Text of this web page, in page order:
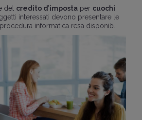
del credito d’imposta per cuochi
interessati devono presentare le
informatica resa disponib..